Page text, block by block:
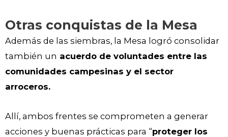
Otras conquistas de la Mesa
Además de las siembras, la Mesa logró consolidar
también un acuerdo de voluntades entre las
comunidades campesinas y el sector
arroceros.
Allí, ambos frentes se comprometen a generar
acciones y buenas prácticas para “proteger los